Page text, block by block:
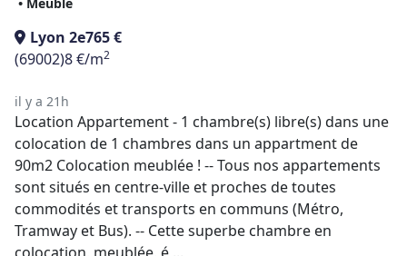
Lyon 2e765 €
(69002)8 €/m2
il y a 21h
Location Appartement - 1 chambre(s) libre(s) dans une
colocation de 1 chambres dans un appartment de
90m2 Colocation meublée ! -- Tous nos appartements
sont situés en centre-ville et proches de toutes
commodités et transports en communs (Métro,
Tramway et Bus). -- Cette superbe chambre en